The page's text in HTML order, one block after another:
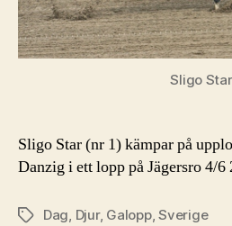
Sligo Star
Sligo Star (nr 1) kämpar på
Danzig i ett lopp på Jägersro 4/6
Etiketter
Dag, Djur, Galopp,Sverige